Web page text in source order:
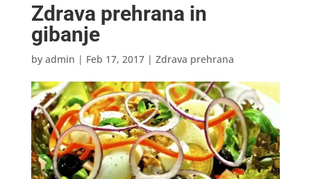
Zdrava prehrana in
gibanje
by admin | Feb 17, 2017| Zdrava prehrana